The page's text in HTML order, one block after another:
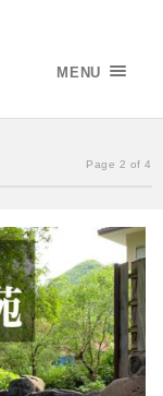
MENU
Page 2 of 4